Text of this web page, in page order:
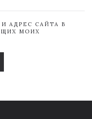
АДРЕС САЙТА В
МОИХ